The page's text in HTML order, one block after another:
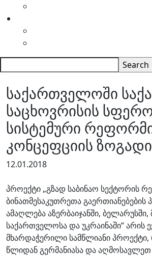
საქართველოში
საცხოვრისის
სისტემური
კონცეფციის
12.01.2018
პროექტი „გზად საბინაო სექტორის
ბინათმესაკუთრეთა გაერთიანებების
ამაღლება აზერბაიჯანში,
საქართველოსა და უკრაინაში“ არის
მხარდაჭერილი სამწლიანი
წლიდან გერმანიასა და